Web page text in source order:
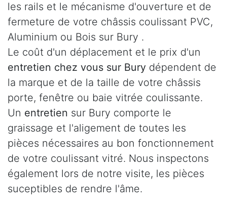
les rails et le mécanisme d'ouverture et de
fermeture de votre châssis coulissant PVC,
Aluminium ou Bois sur Bury .
Le coût d'un déplacement et le prix d'un
entretien chez vous sur Bury dépendent de
la marque et de la taille de votre châssis
porte, fenêtre ou baie vitrée coulissante.
Un entretien sur Bury comporte le
graissage et l'aligement de toutes les
pièces nécessaires au bon fonctionnement
de votre coulissant vitré. Nous inspectons
également lors de notre visite, les pièces
suceptibles de rendre l'âme.